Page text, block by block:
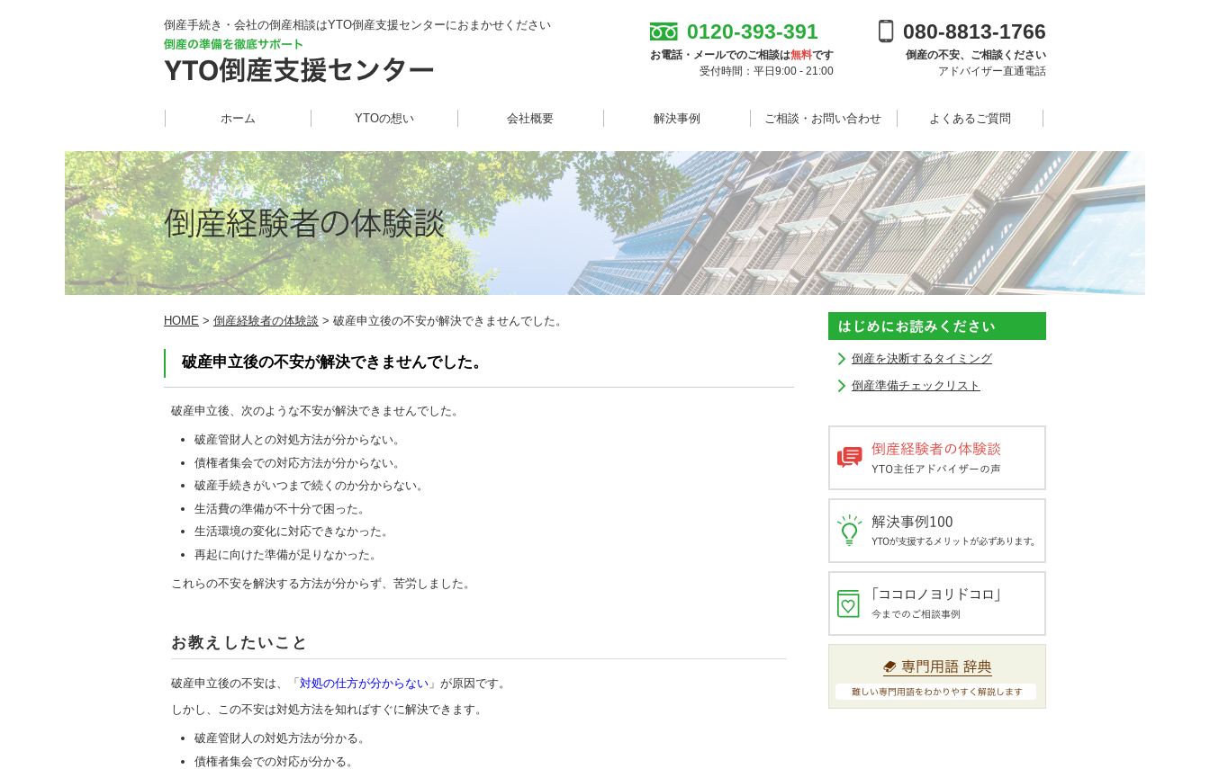
倒産手続き・会社の倒産相談はYTO倒産支援センターにおまかせください 0120-393-391
お電話・メールでのご相談は無料です
受付時間：平日9:00 - 21:00
080-8813-1766
倒産の不安、ご相談ください
アドバイザー直通電話
ホーム YTOの想い 会社概要 解決事例 ご相談・お問い合わせ よくあるご質問
倒産を決断するタイミング
倒産準備チェックリスト
HOME > 倒産経験者の体験談 > 破産申立後の不安が解決できませんでした。
破産申立後の不安が解決できませんでした。
破産申立後、次のような不安が解決できませんでした。
破産管財人との対処方法が分からない。
債権者集会での対応方法が分からない。
破産手続きがいつまで続くのか分からない。
生活費の準備が不十分で困った。
生活環境の変化に対応できなかった。
再起に向けた準備が足りなかった。
これらの不安を解決する方法が分からず、苦労しました。
お教えしたいこと
破産申立後の不安は、「 対処の仕方が分からない 」が原因です。
しかし、この不安は対処方法を知ればすぐに解決できます。
破産管財人の対処方法が分かる。
債権者集会での対応が分かる。